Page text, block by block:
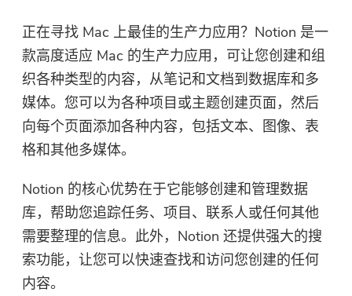
正在寻找 Mac 上最佳的生产力应用？Notion 是一
款高度适应 Mac 的生产力应用，可让您创建和组
织各种类型的内容，从笔记和文档到数据库和多
媒体。您可以为各种项目或主题创建页面，然后
向每个页面添加各种内容，包括文本、图像、表
格和其他多媒体。
Notion 的核心优势在于它能够创建和管理数据
库，帮助您追踪任务、项目、联系人或任何其他
需要整理的信息。此外，Notion 还提供强大的搜
索功能，让您可以快速查找和访问您创建的任何
内容。